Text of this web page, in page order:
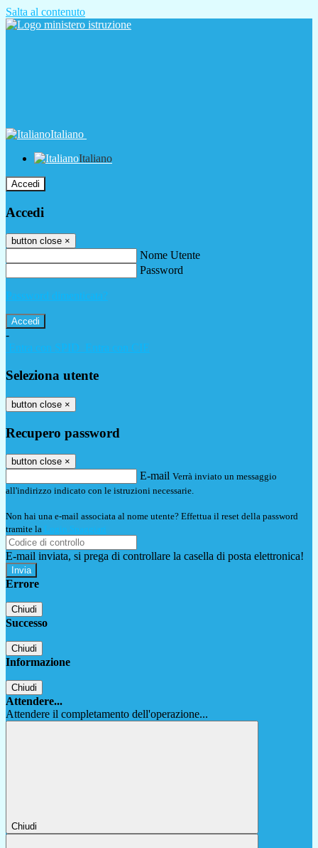
Salta al contenuto
Italiano
Italiano
Accedi
Accedi
button close ×
Nome Utente
Password
Password dimenticata?
-
Entra con SPID
Entra con CIE
Seleziona utente
button close ×
Recupero password
button close ×
E-mail Verrà inviato un messaggio
all'indirizzo indicato con le istruzioni necessarie.
Non hai una e-mail associata al nome utente? Effettua il reset della password
tramite la Login Spaggiari
E-mail inviata, si prega di controllare la casella di posta elettronica!
Errore
Chiudi
Successo
Chiudi
Informazione
Chiudi
Attendere...
Attendere il completamento dell'operazione...
Chiudi